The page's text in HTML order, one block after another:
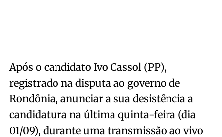
Após o candidato Ivo Cassol (PP),
registrado na disputa ao governo de
Rondônia, anunciar a sua desistência a
candidatura na última quinta-feira (dia
01/09), durante uma transmissão ao vivo